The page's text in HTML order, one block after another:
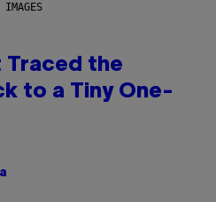
Traced the
to a Tiny One-